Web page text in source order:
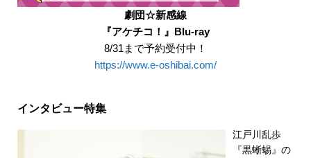
劇団☆新感線
『アケチコ！』Blu-ray
8/31まで予約受付中！
https://www.e-oshibai.com/
インタビュー特集
江戸川乱歩
『黒蜥蜴』の